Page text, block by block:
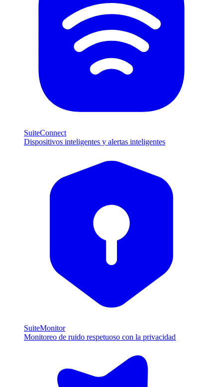
SuiteConnect
Dispositivos inteligentes y alertas inteligentes
SuiteMonitor
Monitoreo de ruido respetuoso con la privacidad